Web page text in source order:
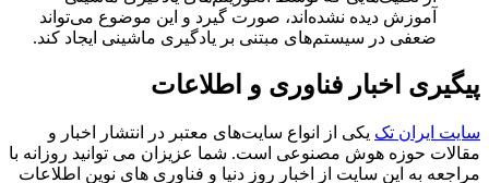
آموزش دیده نشده‌اند، صورت گیرد و این موضوع می‌تواند
ضعفی در سیستم‌های مبتنی بر یادگیری ماشینی ایجاد کند.
پیگیری اخبار فناوری و اطلاعات
سایت ایران تک یکی از انواع سایت‌های معتبر در انتشار اخبار و
مقالات حوزه هوش مصنوعی است. شما عزیزان می توانید روزانه با
مراجعه به این سایت از اخبار روز دنیا و فناوری های نوین اطلاعات